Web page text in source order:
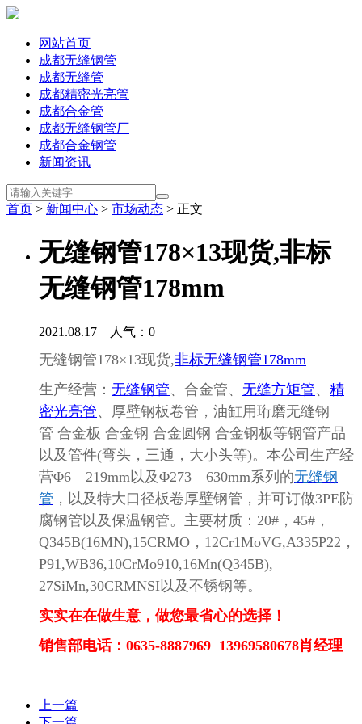
网站首页
成都无缝钢管
成都无缝管
成都精密光亮管
成都合金管
成都无缝钢管厂
成都合金钢管
新闻资讯
首页 > 新闻中心 > 市场动态 > 正文
无缝钢管178×13现货,非标
无缝钢管178mm
2021.08.17 人气： 0
无缝钢管178×13现货,非标无缝钢管178mm
生产经营： 无缝钢管、合金管、 无缝方矩管、 精
密光亮管、厚壁钢板卷管，油缸用珩磨无缝钢
管 合金板 合金钢 合金圆钢 合金钢板等钢管产品
以及管件(弯头，三通，大小头等)。本公司生产经
营Φ6—219mm以及Φ273—630mm系列的无缝钢
管 ，以及特大口径板卷厚壁钢管，并可订做3PE防
腐钢管以及保温钢管。主要材质：20#，45#，
Q345B(16MN),15CRMO，12Cr1MoVG,A335P22，
P91,WB36,10CrMo910,16Mn(Q345B),
27SiMn,30CRMNSI以及不锈钢等。
实实在在做生意，做您最省心的选择！
销售部电话： 0635-8887969 13969580678肖经理
上一篇